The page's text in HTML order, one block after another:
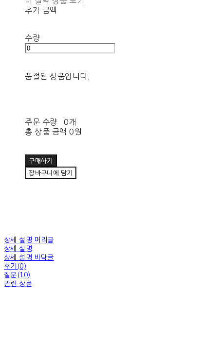
추가 금액
수량
품절된 상품입니다.
주문 수량
0개
총 상품 금액 0원
구매하기
장바구니에 담기
상세 설명 머리글
상세 설명
상세 설명 바닥글
후기(0)
질문(10)
관련 상품